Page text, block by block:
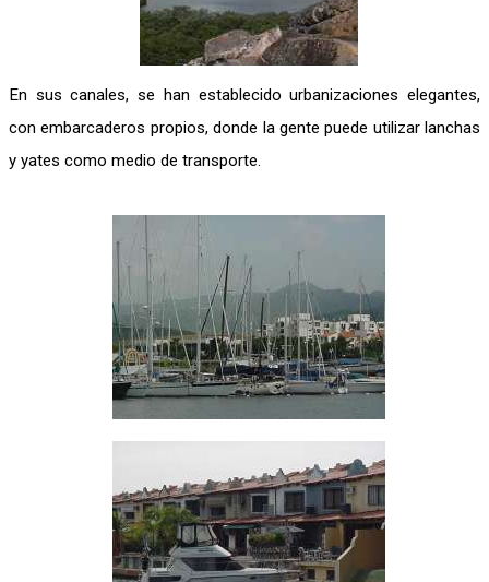
En sus canales, se han establecido urbanizaciones elegantes,
con embarcaderos propios, donde la gente puede utilizar lanchas
y yates como medio de transporte.